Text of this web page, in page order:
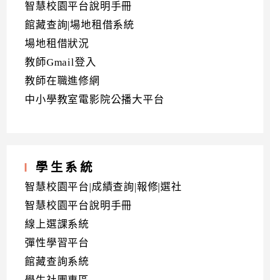
智慧校園平台說明手冊
館藏查詢|場地租借系統
場地租借狀況
教師Gmail登入
教師在職進修網
中小學教室電影院公播大平台
學生系統
智慧校園平台|成績查詢|報修|選社
智慧校園平台說明手冊
線上選課系統
彈性學習平台
館藏查詢系統